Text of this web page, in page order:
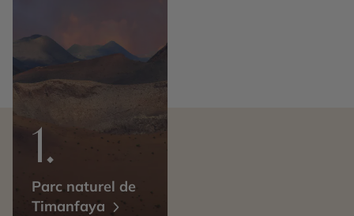
Parc naturel de
Timanfaya